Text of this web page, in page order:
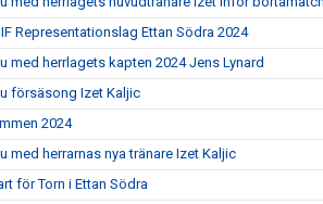
Representationslag Ettan Södra 2024
med herrlagets kapten 2024 Jens Lynard
försäsong Izet Kaljic
2024
med herrarnas nya tränare Izet Kaljic
för Torn i Ettan Södra